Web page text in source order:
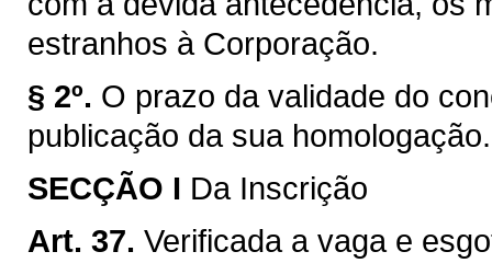
estranhos à Corporação.
§ 2º. O prazo da validade do
publicação da sua homologação.
SECÇÃO I Da Inscrição
Art. 37. Verificada a vaga e